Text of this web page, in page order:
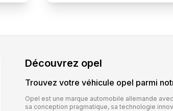
Découvrez opel
Trouvez votre véhicule opel parmi
Opel est une marque automobile allemande
sa conception pragmatique, sa technologie